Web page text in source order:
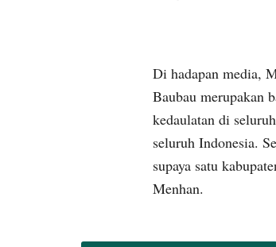
Di hadapan media,
Baubau merupakan
kedaulatan di
seluruh Indonesia.
supaya satu
Menhan.